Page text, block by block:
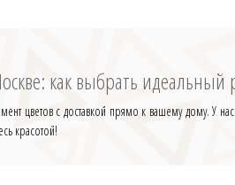
как выбрать идеальный
цветов с доставкой прямо к вашему дому. У
красотой!